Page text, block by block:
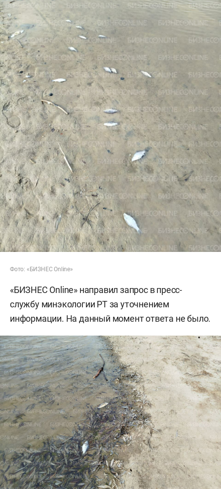
Фото: «БИЗНЕСOnline»
«БИЗНЕС Online» направил запрос в пресс-
службу минэкологии РТ за уточнением
информации. На данный момент ответа не было.